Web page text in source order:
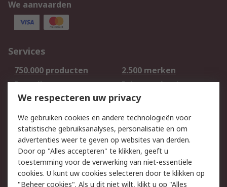
We aanvaarden
Services
750.000 producten
2.500 merken
Bestellen
Inkoopoplossingen
Retouren
Technisch advies
Track & Trace
Wettelijk
Cookiebeleid
Email veiligheid
Privacybeleid -
Bijgewerkt
Websitevoorwaarden
We respecteren uw privacy
We gebruiken cookies en andere technologieën voor
statistische gebruiksanalyses, personalisatie en om
advertenties weer te geven op websites van derden.
Door op "Alles accepteren" te klikken, geeft u
toestemming voor de verwerking van niet-essentiële
cookies. U kunt uw cookies selecteren door te klikken op
"Beheer cookies". Als u dit niet wilt, klikt u op "Alles